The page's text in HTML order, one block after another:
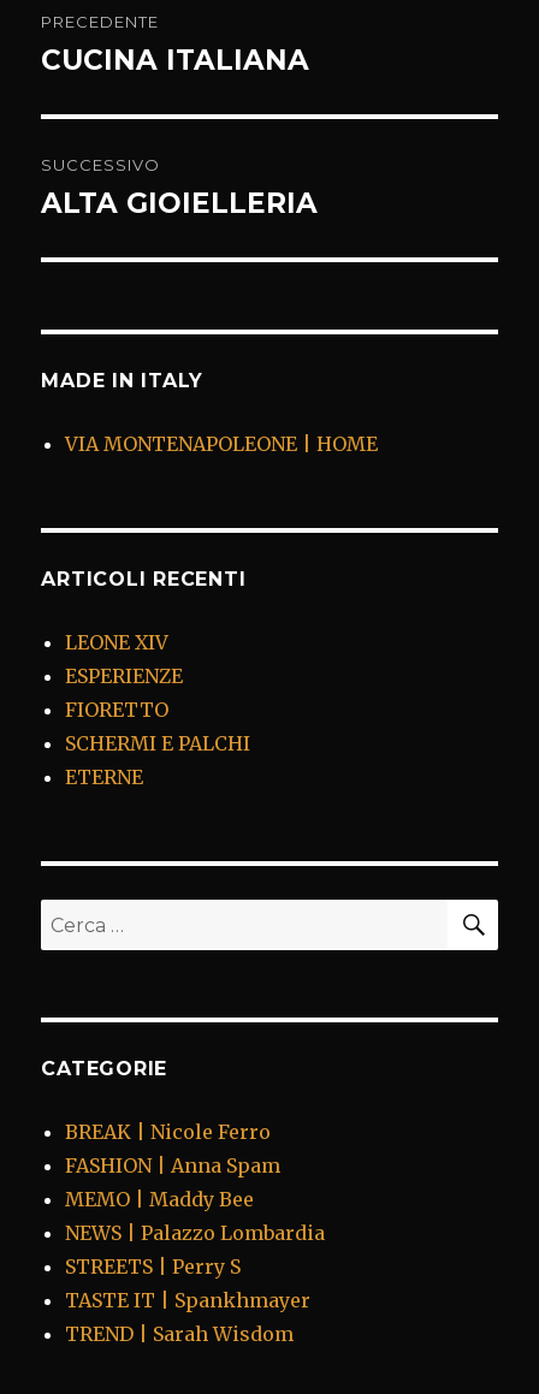
articoli
PRECEDENTE
Articolo
CUCINA ITALIANA
SUCCESSIVO
Articolo
ALTA GIOIELLERIA
MADE IN ITALY
VIA MONTENAPOLEONE | HOME
ARTICOLI RECENTI
LEONE XIV
ESPERIENZE
FIORETTO
SCHERMI E PALCHI
ETERNE
Cerca:
CATEGORIE
BREAK | Nicole Ferro
FASHION | Anna Spam
MEMO | Maddy Bee
NEWS | Palazzo Lombardia
STREETS | Perry S
TASTE IT | Spankhmayer
TREND | Sarah Wisdom